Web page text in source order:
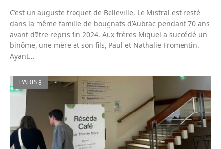
C’est un auguste troquet de Belleville. Le Mistral est resté
dans la même famille de bougnats d’Aubrac pendant 70 ans
avant d’être repris fin 2024. Aux frères Miquel a succédé un
binôme, une mère et son fils, Paul et Nathalie Fromentin.
Ayant…
PARIS 8